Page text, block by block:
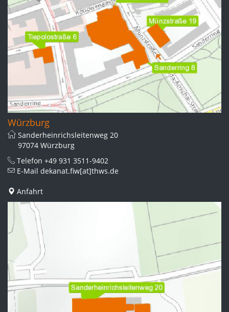
Würzburg
Sanderheinrichsleitenweg 20
97074 Würzburg
Telefon +49 931 3511-9402
E-Mail dekanat.fiw[at]thws.de
Anfahrt